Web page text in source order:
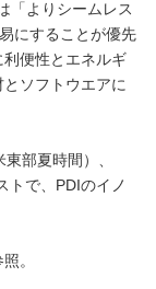
「よりシームレス
にすることが優先
便性とエネルギ
ソフトウエアに
部夏時間）、
トで、PDIのイノ
。